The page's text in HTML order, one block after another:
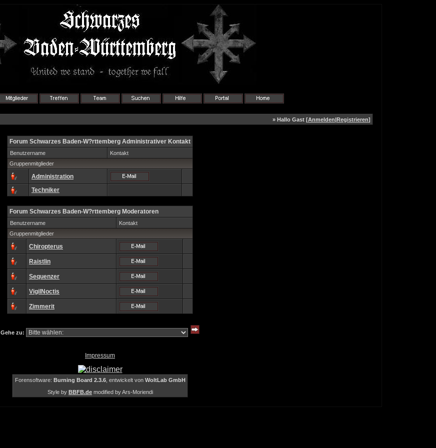
» Hallo Gast [Anmelden|Registrieren]
Forum Schwarzes Baden-W?rttemberg Administrativer Kontakt
Benutzername
Kontakt
Gruppenmitglieder
Administration
Techniker
Forum Schwarzes Baden-W?rttemberg Moderatoren
Benutzername
Kontakt
Gruppenmitglieder
Chiropterus
Raistlin
Sequenzer
VigilNoctis
Zimmerit
Gehe zu:
Impressum
Forensoftware: Burning Board 2.3.6 , entwickelt von WoltLab GmbH
Style by BBFB.de modified by Ars-Moriendi